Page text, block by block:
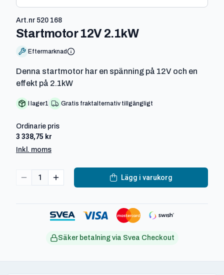
Art.nr 520 168
Startmotor 12V 2.1kW-
Eftermarknad
Denna startmotor har en spänning på 12V och en
effekt på 2.1kW
I lager1 Gratis fraktalternativ tillgängligt
Ordinarie pris
3 338,75 kr
Inkl. moms
1 Lägg i varukorg
Säker betalning via Svea Checkout